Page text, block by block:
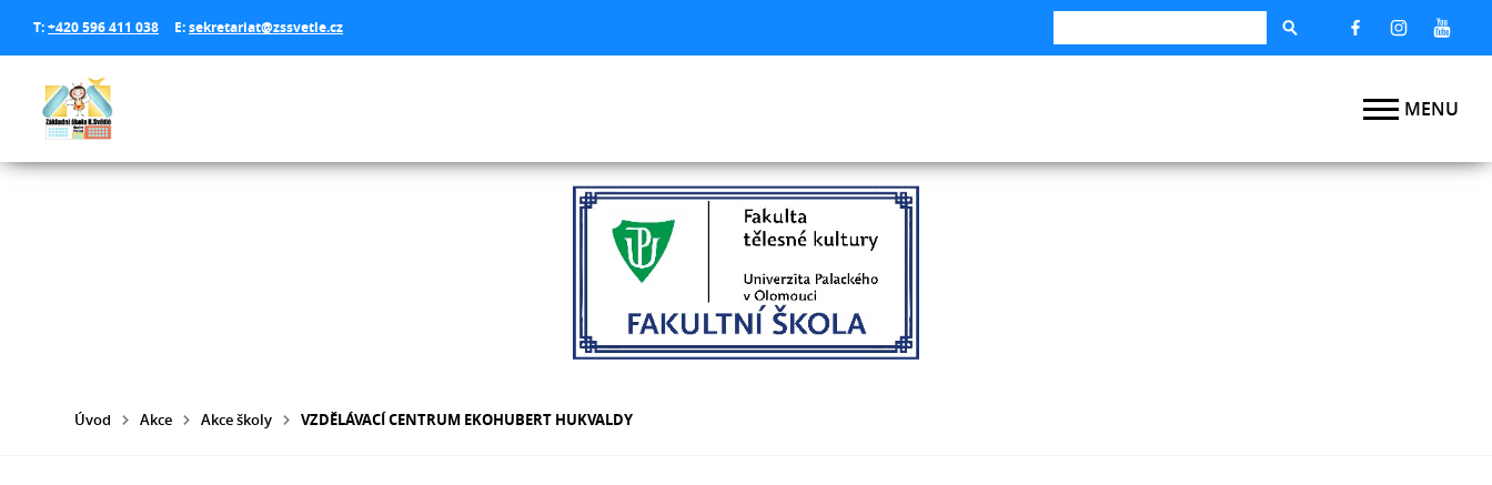
T:+420 596 411 038 E:sekretariat@zssvetle.cz
Úvod Akce Akce školy VZDĚLÁVACÍ CENTRUM EKOHUBERT HUKVALDY